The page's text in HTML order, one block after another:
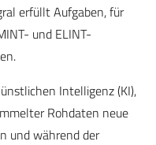
erfüllt Aufgaben, für
und ELINT-
Intelligenz (KI),
Rohdaten neue
und während der